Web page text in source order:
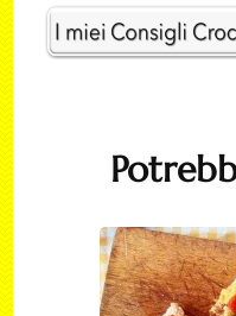
Navigation